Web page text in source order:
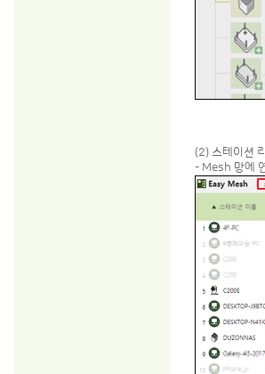
(2) 스테이션
- Mesh 망에